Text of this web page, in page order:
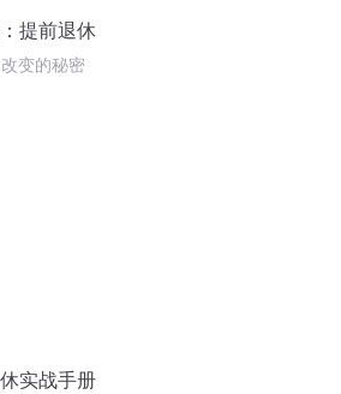
提前退休
变的秘密
实战手册